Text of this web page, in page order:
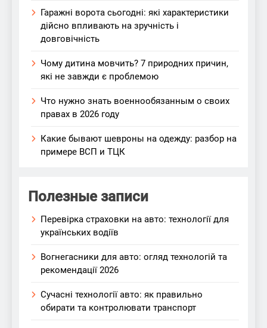
Гаражні ворота сьогодні: які характеристики
дійсно впливають на зручність і
довговічність
Чому дитина мовчить? 7 природних причин,
які не завжди є проблемою
Что нужно знать военнообязанным о своих
правах в 2026 году
Какие бывают шевроны на одежду: разбор на
примере ВСП и ТЦК
Полезные записи
Перевірка страховки на авто: технології для
українських водіїв
Вогнегасники для авто: огляд технологій та
рекомендації 2026
Сучасні технології авто: як правильно
обирати та контролювати транспорт